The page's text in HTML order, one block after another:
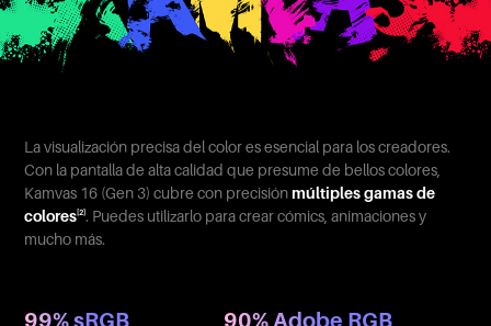
La visualización precisa del color es esencial para los creadores.
Con la pantalla de alta calidad que presume de bellos colores,
Kamvas 16 (Gen 3) cubre con precisiónmúltiples gamas de
colores[2]. Puedes utilizarlo para crear cómics, animaciones y
mucho más.
99% sRGB 90% Adobe RGB